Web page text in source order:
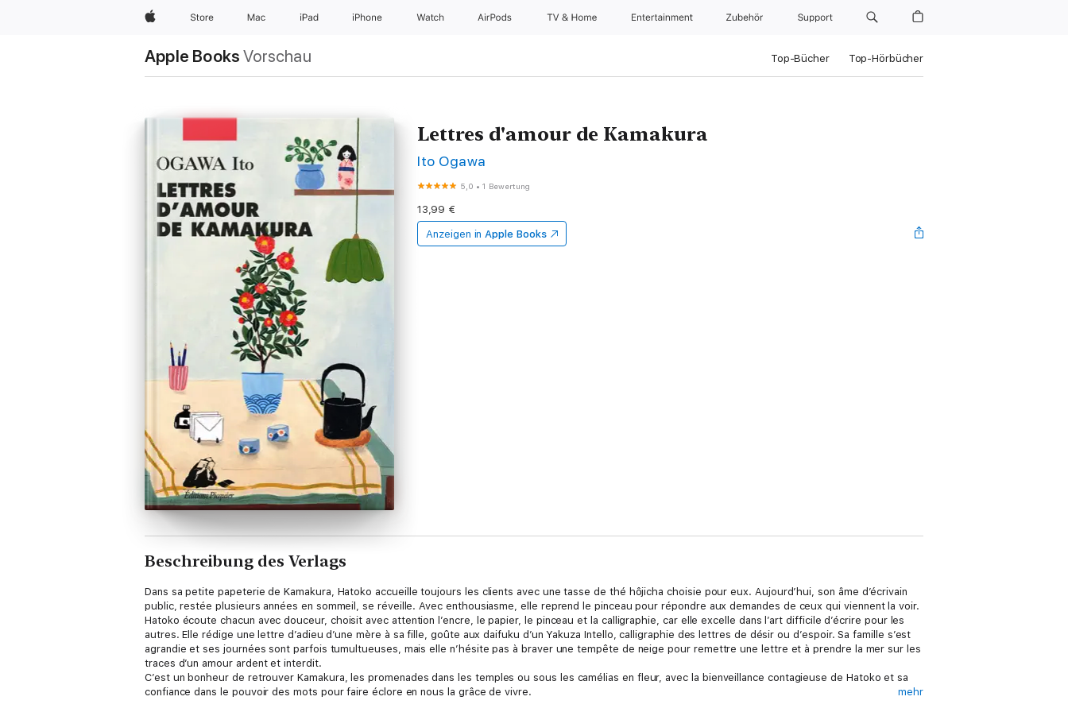
Apple Store Mac iPad iPhone Watch AirPods TV & Home Entertainment Zubehör Support
Apple Books Vorschau Top-Bücher Top-Hörbücher
Lettres d'amour de Kamakura
Ito Ogawa
5,0 •1 Bewertung
13,99 €
Anzeigen in Apple Books
Beschreibung des Verlags
Dans sa petite papeterie de Kamakura, Hatoko accueille toujours les clients avec une tasse de thé hôjicha choisie pour eux. Aujourd’hui, son âme d’écrivain
public, restée plusieurs années en sommeil, se réveille. Avec enthousiasme, elle reprend le pinceau pour répondre aux demandes de ceux qui viennent la voir.
Hatoko écoute chacun avec douceur, choisit avec attention l’encre, le papier, le pinceau et la calligraphie, car elle excelle dans l’art difficile d’écrire pour les
autres. Elle rédige une lettre d’adieu d’une mère à sa fille, goûte aux daifuku d’un Yakuza Intello, calligraphie des lettres de désir ou d’espoir. Sa famille s’est
agrandie et ses journées sont parfois tumultueuses, mais elle n’hésite pas à braver une tempête de neige pour remettre une lettre et à prendre la mer sur les
traces d’un amour ardent et interdit.
C’est un bonheur de retrouver Kamakura, les promenades dans les temples ou sous les camélias en fleur, avec la bienveillance contagieuse de Hatoko et sa
confiance dans le pouvoir des mots pour faire éclore en nous la grâce de vivre.
mehr